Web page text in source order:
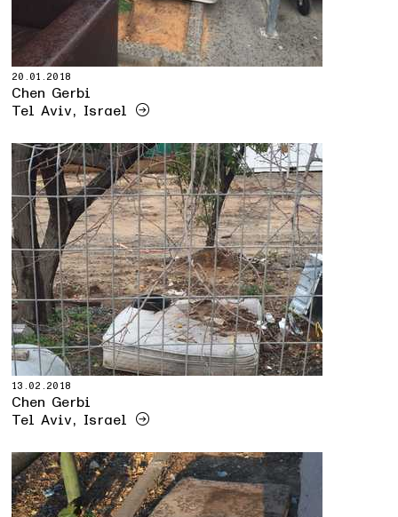
20.01.2018
Chen Gerbi
Tel Aviv, Israel
13.02.2018
Chen Gerbi
Tel Aviv, Israel